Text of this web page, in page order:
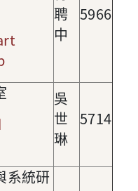
聘
中
5966
吳
世
琳
5714
系統研